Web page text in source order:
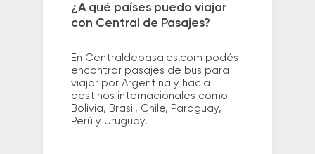
¿A qué países puedo viajar
con Central de Pasajes?
En Centraldepasajes.com podés
encontrar pasajes de bus para
viajar por Argentina y hacia
destinos internacionales como
Bolivia, Brasil, Chile, Paraguay,
Perú y Uruguay.